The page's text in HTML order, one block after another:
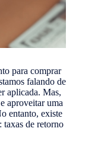
para comprar
falando de
aplicada. Mas,
aproveitar uma
entanto, existe
de retorno